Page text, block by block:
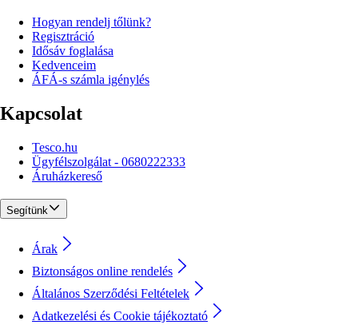
Hogyan rendelj tőlünk?
Regisztráció
Idősáv foglalása
Kedvenceim
ÁFÁ-s számla igénylés
Kapcsolat
Tesco.hu
Ügyfélszolgálat - 0680222333
Áruházkereső
Segítünk
Árak
Biztonságos online rendelés
Általános Szerződési Feltételek
Adatkezelési és Cookie tájékoztató